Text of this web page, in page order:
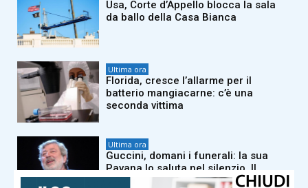
Usa, Corte d’Appello blocca la sala
da ballo della Casa Bianca
Ultima ora
Florida, cresce l’allarme per il
batterio mangiacarne: c’è una
seconda vittima
Ultima ora
Guccini, domani i funerali: la sua
Pavana lo saluta nel silenzio. Il
sindaco: “Massimo rispetto per le